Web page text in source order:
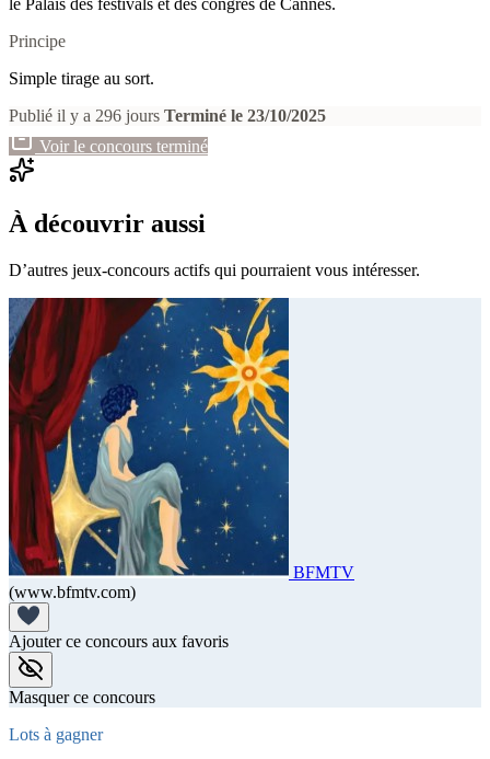
le Palais des festivals et des congrès de Cannes.
Principe
Simple tirage au sort.
Publié il y a 296 jours Terminé le 23/10/2025
Voir le concours terminé
À découvrir aussi
D’autres jeux-concours actifs qui pourraient vous intéresser.
BFMTV
(www.bfmtv.com)
Ajouter ce concours aux favoris
Masquer ce concours
Lots à gagner